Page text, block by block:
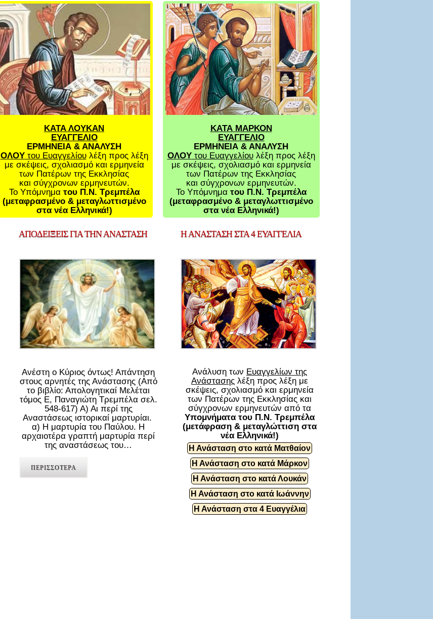
ΚΑΤΑ ΛΟΥΚΑΝ
ΕΥΑΓΓΕΛΙΟ
ΕΡΜΗΝΕΙΑ & ΑΝΑΛΥΣΗ
ΟΛΟΥτου Ευαγγελίουλέξη προς λέξη
με σκέψεις, σχολιασμό και ερμηνεία
των Πατέρων της Εκκλησίας
και σύγχρονων ερμηνευτών.
Το Υπόμνημα του Π.Ν. Τρεμπέλα
(μεταφρασμένο & μεταγλωττισμένο
στα νέα Ελληνικά!)
ΚΑΤΑ ΜΑΡΚΟΝ
ΕΥΑΓΓΕΛΙΟ
ΕΡΜΗΝΕΙΑ & ΑΝΑΛΥΣΗ
ΟΛΟΥτου Ευαγγελίουλέξη προς λέξη
με σκέψεις, σχολιασμό και ερμηνεία
των Πατέρων της Εκκλησίας
και σύγχρονων ερμηνευτών.
Το Υπόμνημα του Π.Ν. Τρεμπέλα
(μεταφρασμένο & μεταγλωττισμένο
στα νέα Ελληνικά!)
ΑΠΟΔΕΙΞΕΙΣΓΙΑ ΤΗΝ ΑΝΑΣΤΑΣΗ
Ανέστη ο Κύριος όντως! Απάντηση
στους αρνητές της Ανάστασης (Από
το βιβλίο: Απολογητικαί Μελέται
τόμος Ε, Παναγιώτη Τρεμπέλα σελ.
548-617) Α) Αι περί της
Αναστάσεως ιστορικαί μαρτυρίαι.
α) Η μαρτυρία του Παύλου. Η
αρχαιοτέρα γραπτή μαρτυρία περί
της αναστάσεως του…
ΠΕΡΙΣΣΟΤΕΡΑ
ΗΑΝΑΣΤΑΣΗ ΣΤΑ 4 ΕΥΑΓΓΕΛΙΑ
Ανάλυση των Ευαγγελίων της
Ανάστασης λέξη προς λέξη με
σκέψεις, σχολιασμό και ερμηνεία
των Πατέρων της Εκκλησίας και
σύγχρονων ερμηνευτών από τα
Υπομνήματα του Π.Ν. Τρεμπέλα
(μετάφραση & μεταγλώττιση στα
νέα Ελληνικά!)
Η Ανάσταση στο κατά Ματθαίον
Η Ανάσταση στο κατά Μάρκον
Η Ανάσταση στο κατά Λουκάν
Η Ανάσταση στο κατά Ιωάννην
Η Ανάσταση στα 4 Ευαγγέλια